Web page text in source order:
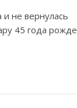
не вернулась
45 года